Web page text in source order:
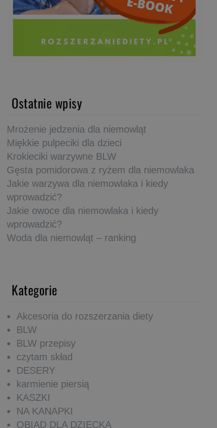
Ostatnie wpisy
Mrożenie jedzenia dla niemowląt
Miękkie pulpeciki dla dzieci
Krokieciki warzywne BLW
Gęsta pomidorowa z ryżem dla niemowlaka
Jakie warzywa dla niemowlaka i kiedy
wprowadzić?
Jakie owoce dla niemowlaka i kiedy
wprowadzić?
Woda dla niemowląt – ranking
Kategorie
Akcesoria do rozszerzania diety
BLW
BLW przepisy
czytam skład
DESERY
karmienie piersią
KASZKI
NA KANAPKI
OBIAD DLA DZIECKA